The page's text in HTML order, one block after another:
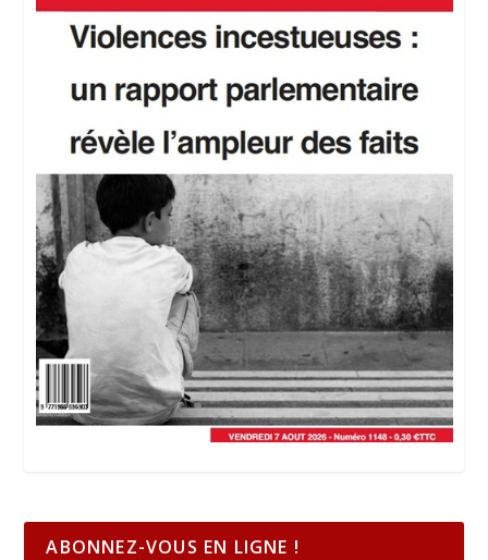
ABONNEZ-VOUS EN LIGNE !